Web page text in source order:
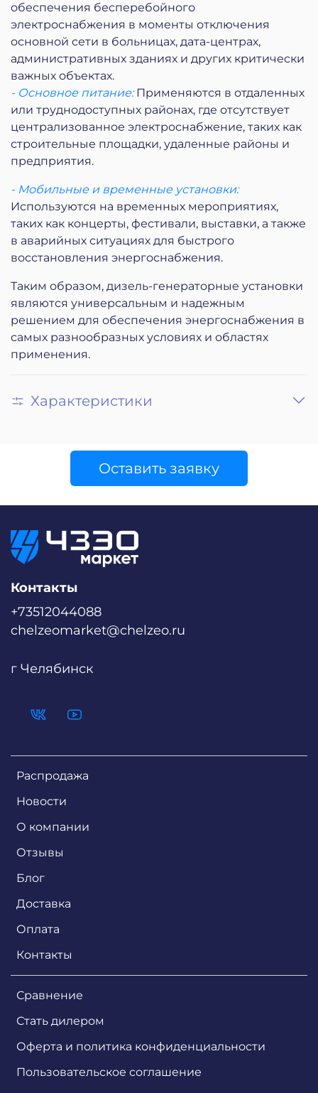
обеспечения бесперебойного
электроснабжения в моменты отключения
основной сети в больницах, дата-центрах,
административных зданиях и других критически
важных объектах.
- Основное питание: Применяются в отдаленных
или труднодоступных районах, где отсутствует
централизованное электроснабжение, таких как
строительные площадки, удаленные районы и
предприятия.
- Мобильные и временные установки:
Используются на временных мероприятиях,
таких как концерты, фестивали, выставки, а также
в аварийных ситуациях для быстрого
восстановления энергоснабжения.
Таким образом, дизель-генераторные установки
являются универсальным и надежным
решением для обеспечения энергоснабжения в
самых разнообразных условиях и областях
применения.
Характеристики
Оставить заявку
Распродажа
Новости
О компании
Отзывы
Блог
Доставка
Оплата
Контакты
Сравнение
Стать дилером
Оферта и политика конфиденциальности
Пользовательское соглашение
Контакты
+73512044088
chelzeomarket@chelzeo.ru
г Челябинск